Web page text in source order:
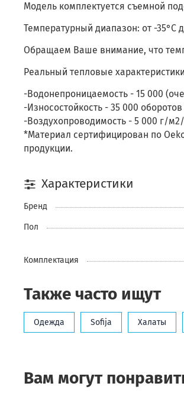
Модель комплектуется съемной
Температурный диапазон: от -35°С
Обращаем Ваше внимание, что
Реальный тепловые
-Водонепроницаемость - 15 000
-Износостойкость - 35 000
-Воздухопроводимость - 5 000 г/
*Материал сертифицирован по
продукции.
Характеристики
Бренд
Пол
Комплектация
Также часто ищут
Одежда Sofija Халаты
Вам могут